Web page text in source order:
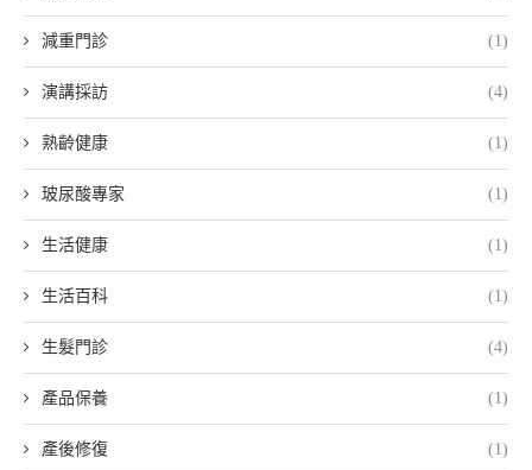
減重門診 (1)
演講採訪 (4)
熟齡健康 (1)
玻尿酸專家 (1)
生活健康 (1)
生活百科 (1)
生髮門診 (4)
產品保養 (1)
產後修復 (1)